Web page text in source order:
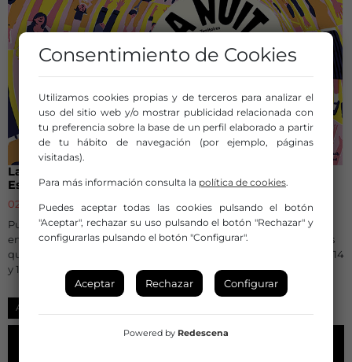
La Noche del Circo 2026 abre su convocatoria en
España para impulsar el circo contemporáneo
02 de julio de 2026
Pueden participar compañías, festivales, espacios escénicos,
entidades de cultura nacionales o regionales…. y otras entidades
que cuente con eventos circenses programados para los días 13, 14
y 15 de noviembre.
AYUDAS Y CONVOCATORIAS
Consentimiento de Cookies
Utilizamos cookies propias y de terceros para analizar el
uso del sitio web y/o mostrar publicidad relacionada con
tu preferencia sobre la base de un perfil elaborado a partir
de tu hábito de navegación (por ejemplo, páginas
visitadas).
Para más información consulta la política de cookies.
Puedes aceptar todas las cookies pulsando el botón
"Aceptar", rechazar su uso pulsando el botón "Rechazar" y
configurarlas pulsando el botón "Configurar".
Aceptar Rechazar Configurar
Powered by Redescena